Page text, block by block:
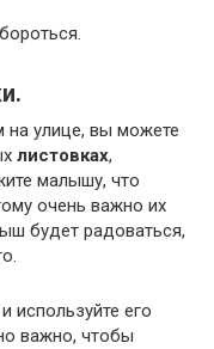
улице, вы можете
листовках,
малышу, что
очень важно их
будет радоваться,
и используйте его
важно, чтобы